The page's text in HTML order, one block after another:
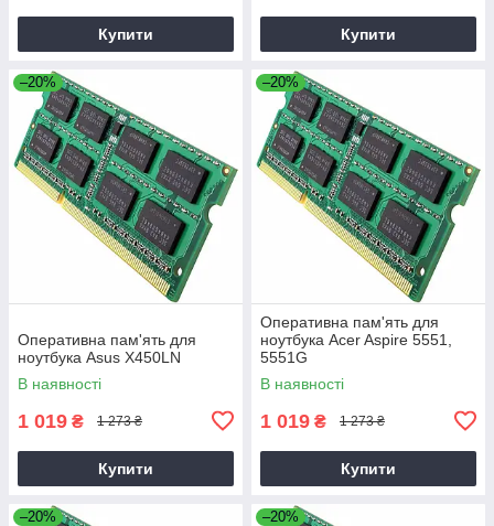
Купити Купити
–20%
Оперативна пам'ять для
ноутбука Asus X450LN
В наявності
1 019 ₴ 1 273 ₴
Купити
–20%
Оперативна пам'ять для
ноутбука Acer Aspire 5551,
5551G
В наявності
1 019 ₴ 1 273 ₴
Купити
–20% –20%